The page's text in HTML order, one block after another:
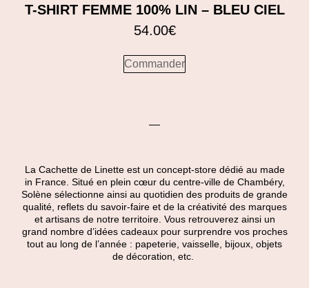
T-SHIRT FEMME 100% LIN – BLEU CIEL
54.00€
Commander
La Cachette de Linette est un concept-store dédié au made
in France. Situé en plein cœur du centre-ville de Chambéry,
Solène sélectionne ainsi au quotidien des produits de grande
qualité, reflets du savoir-faire et de la créativité des marques
et artisans de notre territoire. Vous retrouverez ainsi un
grand nombre d’idées cadeaux pour surprendre vos proches
tout au long de l’année : papeterie, vaisselle, bijoux, objets
de décoration, etc.